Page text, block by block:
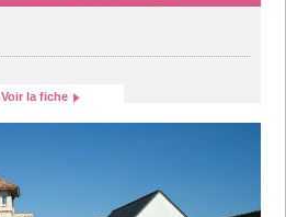
Voir la fiche